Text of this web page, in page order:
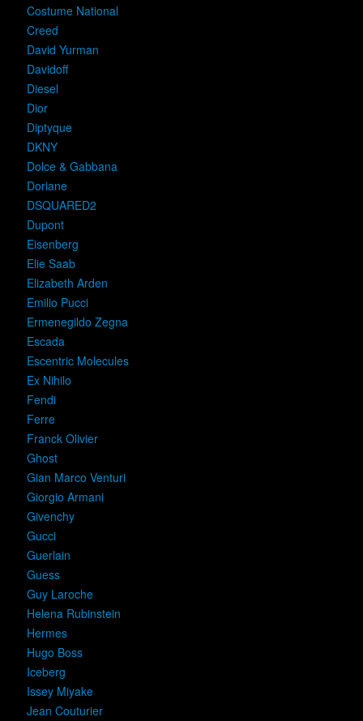
Costume National
Creed
David Yurman
Davidoff
Diesel
Dior
Diptyque
DKNY
Dolce & Gabbana
Doriane
DSQUARED2
Dupont
Eisenberg
Elie Saab
Elizabeth Arden
Emilio Pucci
Ermenegildo Zegna
Escada
Escentric Molecules
Ex Nihilo
Fendi
Ferre
Franck Olivier
Ghost
Gian Marco Venturi
Giorgio Armani
Givenchy
Gucci
Guerlain
Guess
Guy Laroche
Helena Rubinstein
Hermes
Hugo Boss
Iceberg
Issey Miyake
Jean Couturier